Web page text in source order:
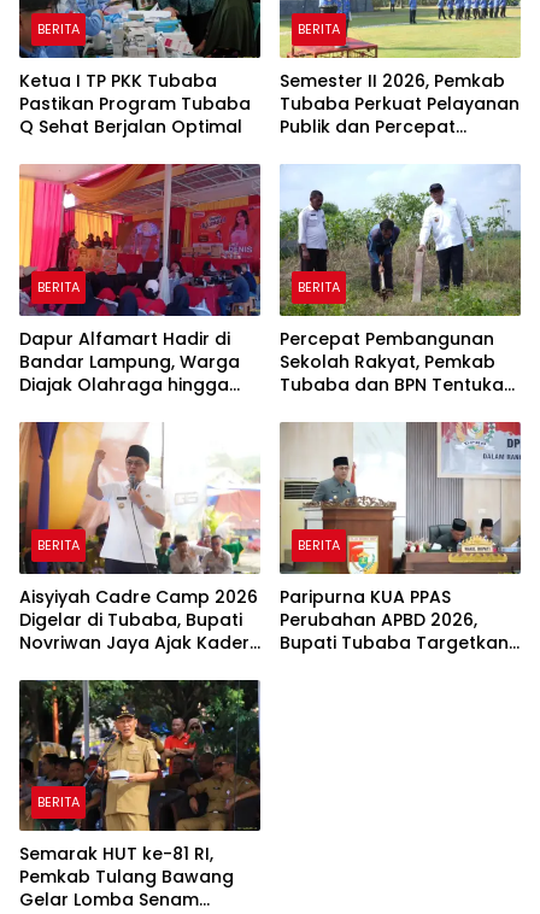
BERITA
Ketua I TP PKK Tubaba
Pastikan Program Tubaba
Q Sehat Berjalan Optimal
BERITA
Semester II 2026, Pemkab
Tubaba Perkuat Pelayanan
Publik dan Percepat
BERITA
Dapur Alfamart Hadir di
Bandar Lampung, Warga
Diajak Olahraga hingga
BERITA
Percepat Pembangunan
Sekolah Rakyat, Pemkab
Tubaba dan BPN Tentukan
BERITA
Aisyiyah Cadre Camp 2026
Digelar di Tubaba, Bupati
Novriwan Jaya Ajak Kader
Pembangunan
BERITA
Paripurna KUA PPAS
Perubahan APBD 2026,
Bupati Tubaba Targetkan
BERITA
Semarak HUT ke-81 RI,
Pemkab Tulang Bawang
Gelar Lomba Senam